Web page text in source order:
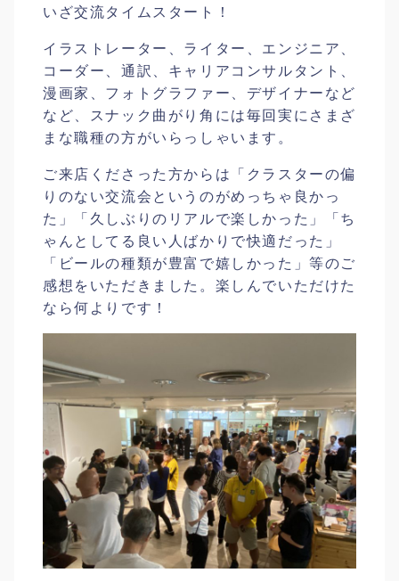
いざ交流タイムスタート！
イラストレーター、ライター、エンジニア、
コーダー、通訳、キャリアコンサルタント、
漫画家、フォトグラファー、デザイナーなど
など、スナック曲がり角には毎回実にさまざ
まな職種の方がいらっしゃいます。
ご来店くださった方からは「クラスターの偏
りのない交流会というのがめっちゃ良かっ
た」「久しぶりのリアルで楽しかった」「ち
ゃんとしてる良い人ばかりで快適だった」
「ビールの種類が豊富で嬉しかった」等のご
感想をいただきました。楽しんでいただけた
なら何よりです！